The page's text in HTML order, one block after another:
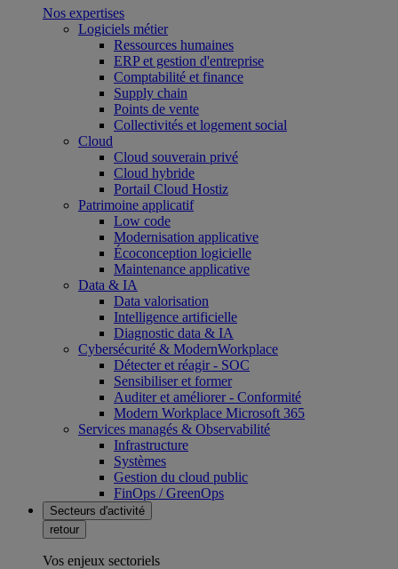
Nos expertises
Logiciels métier
Ressources humaines
ERP et gestion d'entreprise
Comptabilité et finance
Supply chain
Points de vente
Collectivités et logement social
Cloud
Cloud souverain privé
Cloud hybride
Portail Cloud Hostiz
Patrimoine applicatif
Low code
Modernisation applicative
Écoconception logicielle
Maintenance applicative
Data & IA
Data valorisation
Intelligence artificielle
Diagnostic data & IA
Cybersécurité & ModernWorkplace
Détecter et réagir - SOC
Sensibiliser et former
Auditer et améliorer - Conformité
Modern Workplace Microsoft 365
Services managés & Observabilité
Infrastructure
Systèmes
Gestion du cloud public
FinOps / GreenOps
Secteurs d'activité
retour
Vos enjeux sectoriels